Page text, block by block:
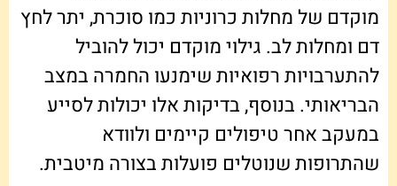
מוקדם של מחלות כרוניות כמו סוכרת, יתר לחץ
דם ומחלות לב. גילוי מוקדם יכול להוביל
להתערבויות רפואיות שימנעו החמרה במצב
הבריאותי. בנוסף, בדיקות אלו יכולות לסייע
במעקב אחר טיפולים קיימים ולוודא
שהתרופות שנוטלים פועלות בצורה מיטבית.